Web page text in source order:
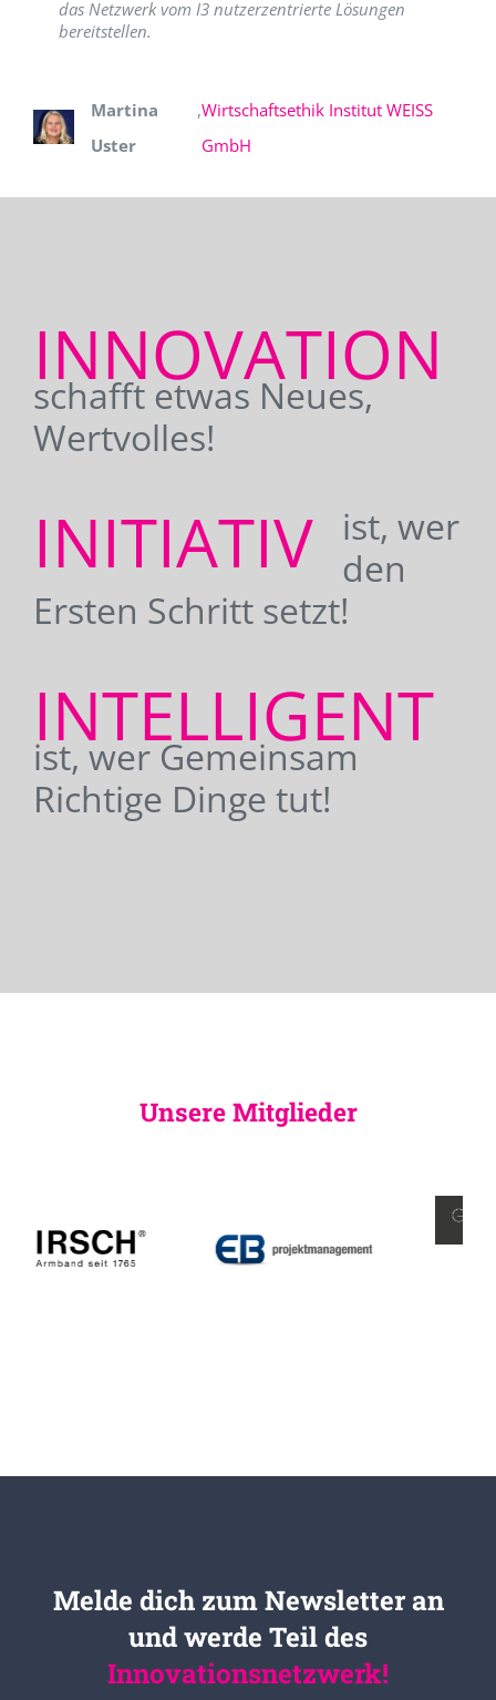
das Netzwerk vom I3 nutzerzentrierte Lösungen
bereitstellen.
Martina
Uster
,Wirtschaftsethik Institut WEISS
GmbH
INNOVATION
schafft etwas Neues,
Wertvolles!
INITIATIV
ist, wer
den
Ersten Schritt setzt!
INTELLIGENT
ist, wer Gemeinsam
Richtige Dinge tut!
Unsere Mitglieder
Melde dich zum Newsletter an
und werde Teil des
Innovationsnetzwerk!